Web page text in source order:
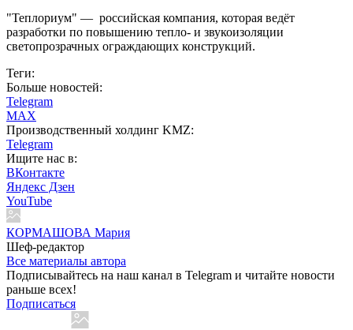
"Теплориум" — российская компания, которая ведёт
разработки по повышению тепло- и звукоизоляции
светопрозрачных ограждающих конструкций.
Теги:
Больше новостей:
Telegram
MAX
Производственный холдинг KMZ:
Telegram
Ищите нас в:
ВКонтакте
Яндекс Дзен
YouTube
КОРМАШОВА Мария
Шеф-редактор
Все материалы автора
Подписывайтесь на наш канал в Telegram и читайте новости
раньше всех!
Подписаться